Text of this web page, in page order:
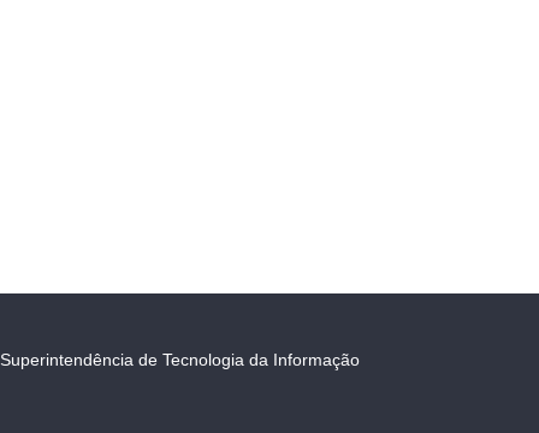
Superintendência de Tecnologia da Informação